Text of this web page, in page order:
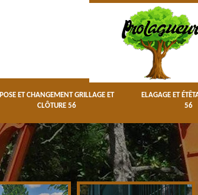
POSE ET CHANGEMENT GRILLAGE ET
CLÔTURE 56
ELAGAGE ET
56